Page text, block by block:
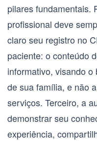
pilares fundamentais.
profissional deve
claro seu registro no
paciente: o conteúdo
informativo, visando
de sua família, e não
serviços. Terceiro, a
demonstrar seu
experiência,